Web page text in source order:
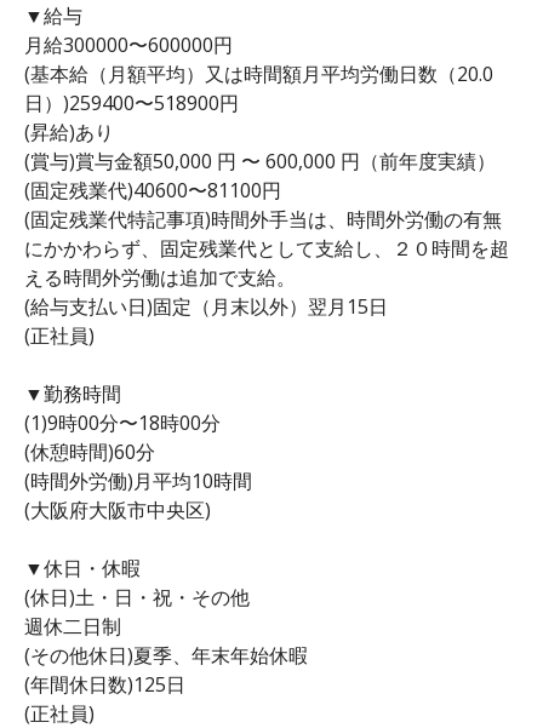
▼給与
月給300000〜600000円
(基本給（月額平均）又は時間額月平均労働日数（20.0
日）)259400〜518900円
(昇給)あり
(賞与)賞与金額50,000 円 〜 600,000 円（前年度実績）
(固定残業代)40600〜81100円
(固定残業代特記事項)時間外手当は、時間外労働の有無
にかかわらず、固定残業代として支給し、２０時間を超
える時間外労働は追加で支給。
(給与支払い日)固定（月末以外）翌月15日
(正社員)
▼勤務時間
(1)9時00分〜18時00分
(休憩時間)60分
(時間外労働)月平均10時間
(大阪府大阪市中央区)
▼休日・休暇
(休日)土・日・祝・その他
週休二日制
(その他休日)夏季、年末年始休暇
(年間休日数)125日
(正社員)